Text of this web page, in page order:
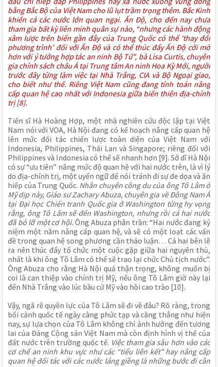
bằng Bắc Bộ của Việt Nam cho lũ lụt trầm trọng thêm. Bắc Kinh
khiến cả các nước lớn quan ngại. Ấn Độ, cho đến nay chưa
tham gia bất kỳ liên minh quân sự nào, “nhưng các hành động
xâm lược trên biển gần đây của Trung Quốc có thể ‘thay đổi
phương trình’ đối với Ấn Độ và có thể thúc đẩy Ấn Độ cởi mở
hơn với ý tưởng hợp tác an ninh Bộ Tứ", bà Lisa Curtis, chuyên
gia chính sách châu Á tại Trung tâm An ninh Hoa Kỳ Mới, người
trước đây từng làm việc tại Nhà Trắng, CIA và Bộ Ngoại giao,
cho biết như thế. Riêng Việt Nam cũng đang tính toán nâng
cấp quan hệ cao nhất với Indonesia giữa biến thiên địa-chính
trị [8].
Tiến sĩ Hà Hoàng Hợp, một nhà nghiên cứu độc lập tại Việt
Nam nói với VOA, Hà Nội đang có kế hoạch nâng cấp quan hệ
lên mức đối tác chiến lược toàn diện của Việt Nam với
Indonesia, Philippines, Thái Lan và Singapore; riêng đối với
Philippines và Indonesia có thể sẽ nhanh hơn [9]. Sở dĩ Hà Nội
có sự “ưu tiên” nâng mức độ quan hệ với hai nước trên, là vì lý
do địa-chính trị, một uyển ngữ để nói tránh đi sự đe dọa và ăn
hiếp của Trung Quốc. Nhân chuyên công du của ông Tô Lâm ở
Mỹ dịp này, Giáo sư Zachary Abuza, chuyên gia về Đông Nam Á
tại Đại học Chiến tranh Quốc gia ở Washington từng hy vọng
rằng, ông Tô Lâm sẽ đến Washington, nhưng rồi cả hai nước
đã bỏ lỡ một cơ hội. Ông Abuza phân trần: “Hai nước đang kỷ
niệm một năm nâng cấp quan hệ, và sẽ có một loạt các vấn
đề trong quan hệ song phương cần thảo luận… Cả hai bên lẽ
ra nên thúc đẩy tổ chức một cuộc gặp giữa hai nguyên thủ,
nhất là khi ông Tô Lâm có thể sẽ trao lại chức Chủ tịch nước”.
Ông Abuza cho rằng Hà Nội quá thận trọng, không muốn bị
coi là can thiệp vào chính trị Mỹ, nếu ông Tô Lâm giờ này lại
đến Nhà Trắng vào lúc bầu cử Mỹ vào hồi cao trào [10].
Vậy, ngã rẽ quyền lực của Tô Lâm sẽ đi về đâu? Rõ ràng, trong
bối cảnh quốc tế ngày càng phức tạp và căng thẳng như hiện
nay, sự lựa chọn của Tô Lâm không chỉ ảnh hưởng đến tương
lai của Đảng Cộng sản Việt Nam mà còn định hình vị thế của
đất nước trên trường quốc tế. Việc tham gia sâu hơn vào các
cơ chế an ninh khu vực như các “tiểu liên kết” hay nâng cấp
quan hệ đối tác với các nước láng giềng là những bước đi cần